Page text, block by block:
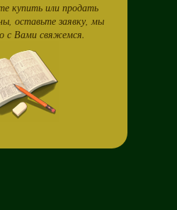
купить или продать
оставьте заявку, мы
с Вами свяжемся.